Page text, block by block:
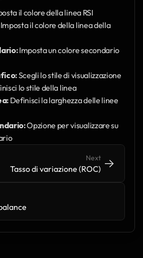
il colore della linea RSI
il colore della linea della
Imposta un colore secondario
Scegli lo stile di visualizzazione
lo stile della linea
Definisci la larghezza delle linee
Opzione per visualizzare su
Next
Tasso di variazione (ROC)
-> ->